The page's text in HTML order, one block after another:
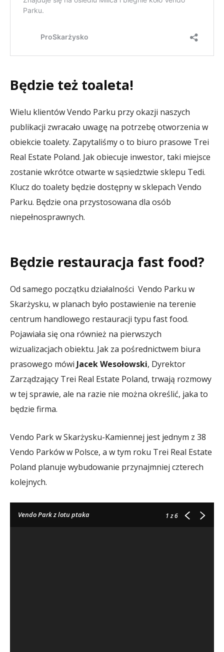
Będzie też toaleta!
Wielu klientów Vendo Parku przy okazji naszych
publikacji zwracało uwagę na potrzebę otworzenia w
obiekcie toalety. Zapytaliśmy o to biuro prasowe Trei
Real Estate Poland. Jak obiecuje inwestor, taki miejsce
zostanie wkrótce otwarte w sąsiedztwie sklepu Tedi.
Klucz do toalety będzie dostępny w sklepach Vendo
Parku. Będzie ona przystosowana dla osób
niepełnosprawnych.
Będzie restauracja fast food?
Od samego początku działalności Vendo Parku w
Skarżysku, w planach było postawienie na terenie
centrum handlowego restauracji typu fast food.
Pojawiała się ona również na pierwszych
wizualizacjach obiektu. Jak za pośrednictwem biura
prasowego mówi Jacek Wesołowski, Dyrektor
Zarządzający Trei Real Estate Poland, trwają rozmowy
w tej sprawie, ale na razie nie można określić, jaka to
będzie firma.
Vendo Park w Skarżysku-Kamiennej jest jednym z 38
Vendo Parków w Polsce, a w tym roku Trei Real Estate
Poland planuje wybudowanie przynajmniej czterech
kolejnych.
Vendo Park z lotu ptaka 1z 6